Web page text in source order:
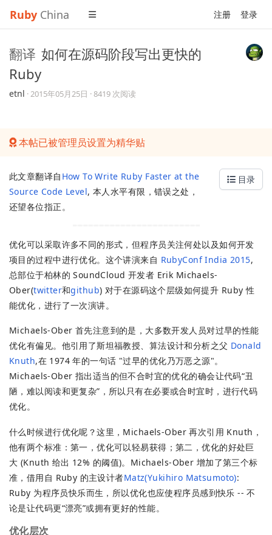
Ruby China 注册 登录
翻译 如何在源码阶段写出更快的
Ruby
etnl ·2015年05月25日 · 8419 次阅读
本帖已被管理员设置为精华贴
目录
此文章翻译自 How To Write Ruby Faster at the
Source Code Level, 本人水平有限，错误之处，
还望各位指正。
优化可以采取许多不同的形式，但程序员关注何处以及如何开发
项目的过程中进行优化。这个讲演来自 RubyConf India 2015,
总部位于柏林的 SoundCloud 开发者 Erik Michaels-
Ober(twitter和github) 对于在源码这个层级如何提升 Ruby 性
能优化，进行了一次演讲。
Michaels-Ober 首先注意到的是，大多数开发人员对过早的性能
优化有偏见。他引用了斯坦福教授、算法设计和分析之父 Donald
Knuth,在 1974 年的一句话 "过早的优化乃万恶之源"。
Michaels-Ober 指出适当的但不合时宜的优化的确会让代码“丑
陋，难以阅读和更复杂”，所以只有在必要或合时宜时，进行代码
优化。
什么时候进行优化呢？这里，Michaels-Ober 再次引用 Knuth，
他有两个标准：第一，优化可以轻易获得；第二，优化的好处巨
大 (Knuth 给出 12% 的阈值)。Michaels-Ober 增加了第三个标
准，借用自 Ruby 的主设计者Matz(Yukihiro Matsumoto):
Ruby 为程序员快乐而生，所以优化也应使程序员感到快乐 -- 不
论是让代码更“漂亮”或拥有更好的性能。
优化层次